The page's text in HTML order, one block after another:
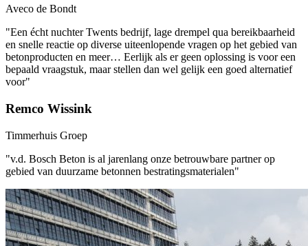
Aveco de Bondt
"Een écht nuchter Twents bedrijf, lage drempel qua bereikbaarheid
en snelle reactie op diverse uiteenlopende vragen op het gebied van
betonproducten en meer… Eerlijk als er geen oplossing is voor een
bepaald vraagstuk, maar stellen dan wel gelijk een goed alternatief
voor"
Remco Wissink
Timmerhuis Groep
"v.d. Bosch Beton is al jarenlang onze betrouwbare partner op
gebied van duurzame betonnen bestratingsmaterialen"